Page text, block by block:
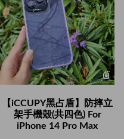
【iCCUPY黑占盾】防摔立
架手機殼(共四色) For
iPhone 14 Pro Max